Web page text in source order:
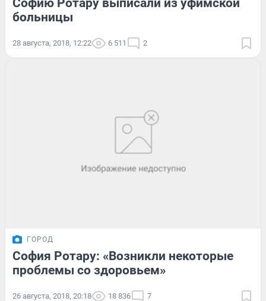
Софию Ротару выписали из уфимской
больницы
28 августа, 2018, 12:22 6 511 2
ГОРОД
София Ротару: «Возникли некоторые
проблемы со здоровьем»
26 августа, 2018, 20:18 18 836 7